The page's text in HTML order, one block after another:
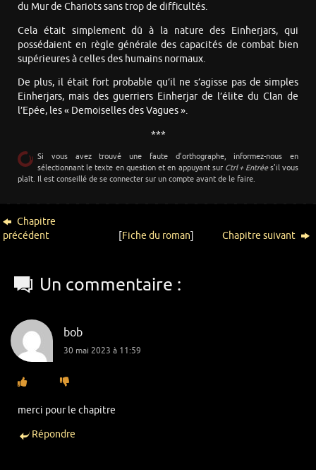
du Mur de Chariots sans trop de difficultés.
Cela était simplement dû à la nature des Einherjars, qui
possédaient en règle générale des capacités de combat bien
supérieures à celles des humains normaux.
De plus, il était fort probable qu’il ne s’agisse pas de simples
Einherjars, mais des guerriers Einherjar de l’élite du Clan de
l’Epée, les « Demoiselles des Vagues ».
***
Si vous avez trouvé une faute d’orthographe, informez-nous en
sélectionnant le texte en question et en appuyant sur Ctrl + Entrées’il vous
plaît. Il est conseillé de se connecter sur un compte avant de le faire.
Chapitre
précédent
[Fiche du roman] Chapitre suivant
Un commentaire :
bob
30 mai 2023 à 11:59
merci pour le chapitre
Répondre